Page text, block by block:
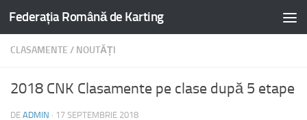
Federația Română de Karting
CLASAMENTE / NOUTĂȚI
2018 CNK Clasamente pe clase după 5 etape
DE ADMIN · 17 SEPTEMBRIE 2018